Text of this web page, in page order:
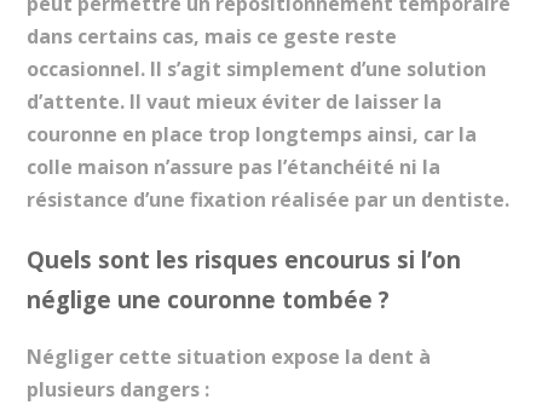
dans certains cas, mais ce geste reste
occasionnel. Il s’agit simplement d’une solution
d’attente. Il vaut mieux éviter de laisser la
couronne en place trop longtemps ainsi, car la
colle maison n’assure pas l’étanchéité ni la
résistance d’une fixation réalisée par un dentiste.
Quels sont les risques encourus si l’on
néglige une couronne tombée ?
Négliger cette situation expose la dent à
plusieurs dangers :